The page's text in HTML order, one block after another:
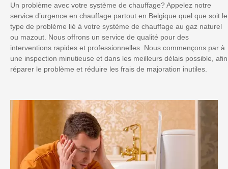
Un problème avec votre système de chauffage? Appelez notre
service d’urgence en chauffage partout en Belgique quel que soit le
type de problème lié à votre système de chauffage au gaz naturel
ou mazout. Nous offrons un service de qualité pour des
interventions rapides et professionnelles. Nous commençons par à
une inspection minutieuse et dans les meilleurs délais possible, afin
réparer le problème et réduire les frais de majoration inutiles.